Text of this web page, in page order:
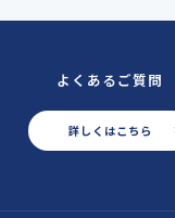
よくあるご質問
詳しくはこちら